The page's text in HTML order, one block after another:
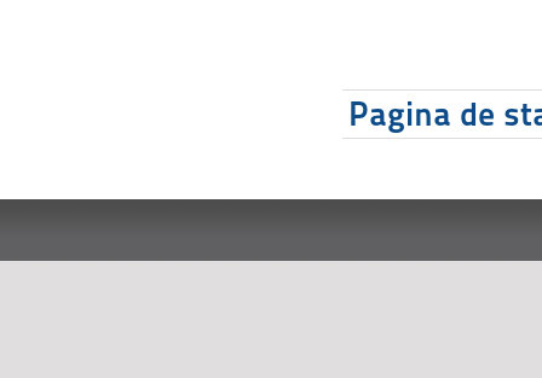
Pagina de